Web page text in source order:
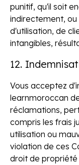
punitif, qu'il soit
indirectement,
d'utilisation, de
intangibles,
12.
Vous acceptez
learnmoroccan
réclamations,
compris les frais
utilisation ou
violation de ces
droit de